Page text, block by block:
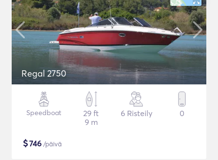
Regal 2750
Speedboat
29 ft
9 m
6 Risteily 0
$746 /päivä